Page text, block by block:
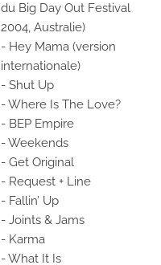
du Big Day Out Festival
2004, Australie)
- Hey Mama (version
internationale)
- Shut Up
- Where Is The Love?
- BEP Empire
- Weekends
- Get Original
- Request + Line
- Fallin’ Up
- Joints & Jams
- Karma
- What It Is